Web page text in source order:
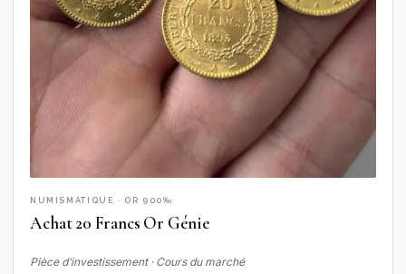
NUMISMATIQUE · OR 900‰
Achat 20 Francs Or Génie
Pièce d’investissement · Cours du marché